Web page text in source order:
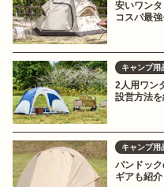
安いワン
コスパ最
キャンプ用
2人用ワン
設営方法
キャンプ用
バンドッ
ギアも紹介